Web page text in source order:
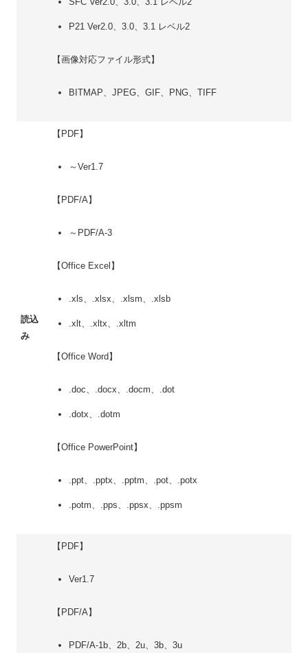
P21 Ver2.0、3.0、3.1 レベル2
【画像対応ファイル形式】
BITMAP、JPEG、GIF、PNG、TIFF
読込
み
【PDF】
～Ver1.7
【PDF/A】
～PDF/A-3
【Office Excel】
.xls、.xlsx、.xlsm、.xlsb
.xlt、.xltx、.xltm
【Office Word】
.doc、.docx、.docm、.dot
.dotx、.dotm
【Office PowerPoint】
.ppt、.pptx、.pptm、.pot、.potx
.potm、.pps、.ppsx、.ppsm
【PDF】
Ver1.7
【PDF/A】
PDF/A-1b、2b、2u、3b、3u